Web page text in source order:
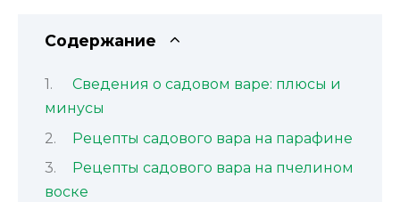
Содержание
Сведения о садовом варе: плюсы и
минусы
Рецепты садового вара на парафине
Рецепты садового вара на пчелином
воске